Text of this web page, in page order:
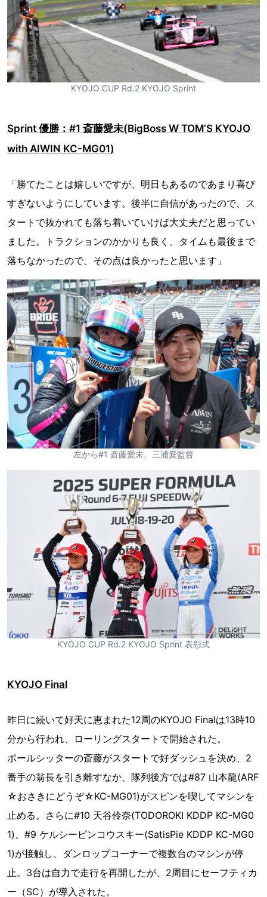
KYOJO CUP Rd.2 KYOJO Sprint
Sprint 優勝：#1 斎藤愛未(BigBoss W TOM’S KYOJO
with AIWIN KC-MG01)
「勝てたことは嬉しいですが、明日もあるのであまり喜び
すぎないようにしています。後半に自信があったので、ス
タートで抜かれても落ち着いていけば大丈夫だと思ってい
ました。トラクションのかかりも良く、タイムも最後まで
落ちなかったので、その点は良かったと思います」
左から#1 斎藤愛未、三浦愛監督
KYOJO CUP Rd.2 KYOJO Sprint 表彰式
KYOJO Final
昨日に続いて好天に恵まれた12周のKYOJO Finalは13時10
分から行われ、ローリングスタートで開始された。
ポールシッターの斎藤がスタートで好ダッシュを決め、2
番手の翁長を引き離すなか、隊列後方では#87 山本龍(ARF
☆おさきにどうぞ☆KC-MG01)がスピンを喫してマシンを
止める。さらに#10 天谷伶奈(TODOROKI KDDP KC-MG0
1)、#9 ケルシーピンコウスキー(SatisPie KDDP KC-MG0
1)が接触し、ダンロップコーナーで複数台のマシンが停
止。3台は自力で走行を再開したが、2周目にセーフティカ
ー（SC）が導入された。